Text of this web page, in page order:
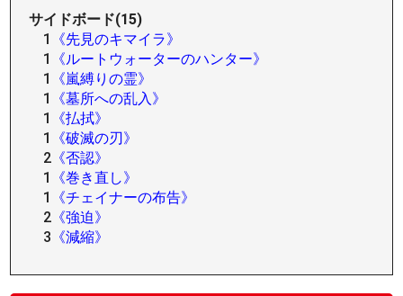
サイドボード(15)
1
《先見のキマイラ》
1
《ルートウォーターのハンター》
1
《嵐縛りの霊》
1
《墓所への乱入》
1
《払拭》
1
《破滅の刃》
2 《否認》
1
《巻き直し》
1
《チェイナーの布告》
2 《強迫》
3 《減縮》